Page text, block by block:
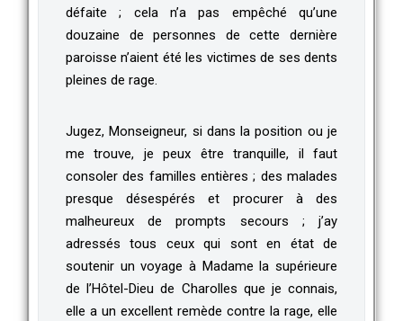
défaite ; cela n’a pas empêché qu’une
douzaine de personnes de cette dernière
paroisse n’aient été les victimes de ses dents
pleines de rage.
Jugez, Monseigneur, si dans la position ou je
me trouve, je peux être tranquille, il faut
consoler des familles entières ; des malades
presque désespérés et procurer à des
malheureux de prompts secours ; j’ay
adressés tous ceux qui sont en état de
soutenir un voyage à Madame la supérieure
de l’Hôtel-Dieu de Charolles que je connais,
elle a un excellent remède contre la rage, elle